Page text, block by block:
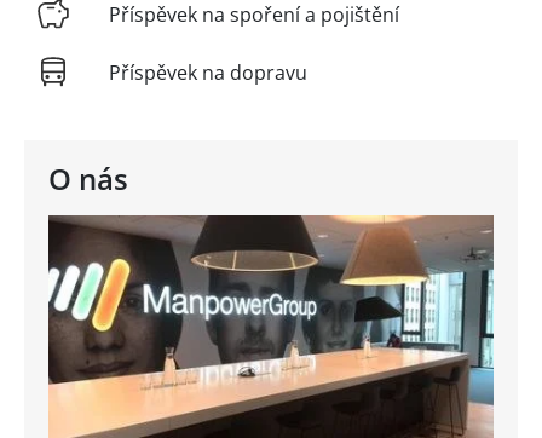
O nás
Příspěvek na spoření a pojištění
Příspěvek na dopravu